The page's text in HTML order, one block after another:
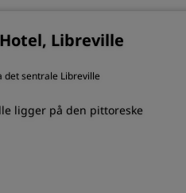
Libreville
det sentrale Libreville
ligger på den pittoreske